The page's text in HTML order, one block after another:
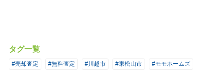
タグ一覧
#売却査定 #無料査定 #川越市 #東松山市 #モモホームズ